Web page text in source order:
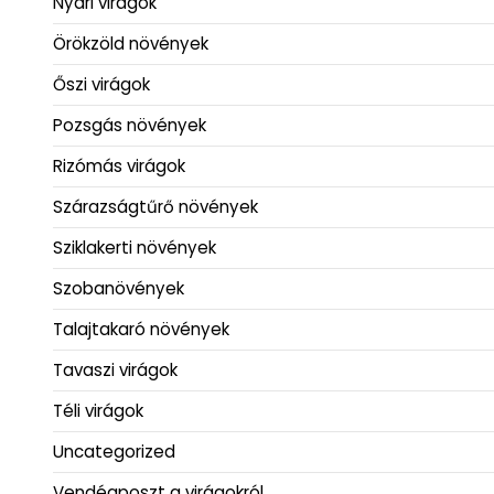
Örökzöld növények
Őszi virágok
Pozsgás növények
Rizómás virágok
Szárazságtűrő növények
Sziklakerti növények
Szobanövények
Talajtakaró növények
Tavaszi virágok
Téli virágok
Uncategorized